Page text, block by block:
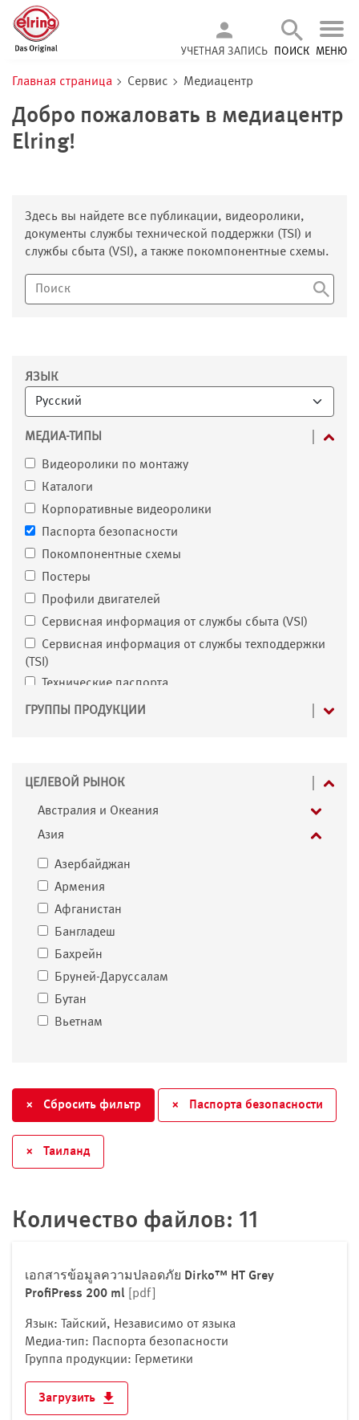
УЧЕТНАЯ ЗАПИСЬ ПОИСК МЕНЮ
Главная страница Сервис Медиацентр
Добро пожаловать в медиацентр
Elring!
Здесь вы найдете все публикации, видеоролики,
документы службы технической поддержки (TSI) и
службы сбыта (VSI), а также покомпонентные схемы.
Фильтр
ЯЗЫК
МЕДИА-ТИПЫ
Видеоролики по монтажу
Каталоги
Корпоративные видеоролики
Паспорта безопасности
Покомпонентные схемы
Постеры
Профили двигателей
Сервисная информация от службы сбыта (VSI)
Сервисная информация от службы техподдержки
(TSI)
Технические паспорта
Флаеры и брошюры
ГРУППЫ ПРОДУКЦИИ
ЦЕЛЕВОЙ РЫНОК
Австралия и Океания
Азия
Азербайджан
Армения
Афганистан
Бангладеш
Бахрейн
Бруней-Даруссалам
Бутан
Вьетнам
Индия
Индонезия
Иордания
Ирак
Казахстан
Катар
Китай
Лаос
× Сбросить фильтр × Паспорта безопасности
× Таиланд
Количество файлов: 11
เอกสารข้อมูลความปลอดภัย Dirko™ HT Grey
ProfiPress 200 ml
[pdf]
Язык: Тайский, Независимо от языка
Медиа-тип: Паспорта безопасности
Группа продукции: Герметики
Загрузить